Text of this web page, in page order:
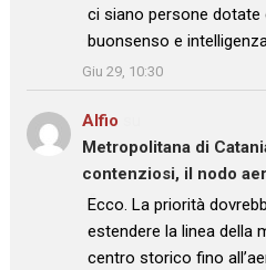
ci siano persone dotate
buonsenso e
”
Giu 29, 10:30
Alfio
Metropolitana di
contenziosi, il nodo
: “Ecco. La priorità
estendere la linea della
centro storico fino